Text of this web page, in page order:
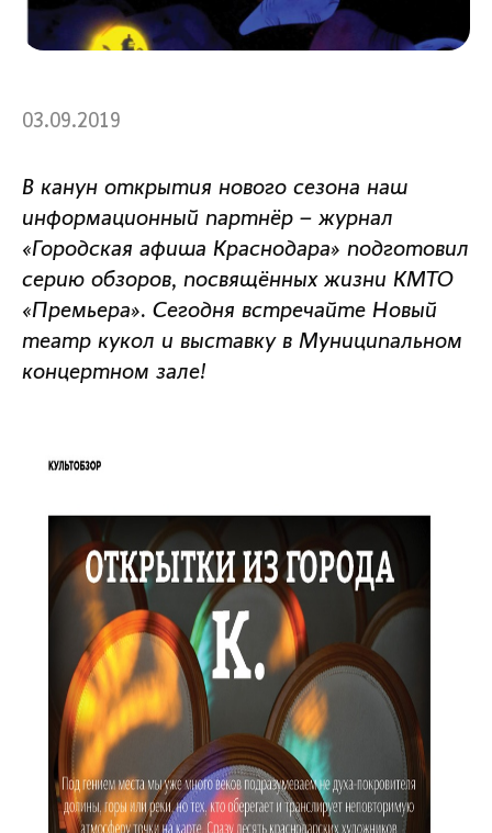
03.09.2019
В канун открытия нового сезона наш
информационный партнёр – журнал
«Городская афиша Краснодара» подготовил
серию обзоров, посвящённых жизни КМТО
«Премьера». Сегодня встречайте Новый
театр кукол и выставку в Муниципальном
концертном зале!